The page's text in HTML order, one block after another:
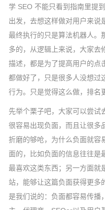
学 SEO 不能只看到指南里提
出发，去想这样做对用户来说
最终执行的只是算法机器人。
多的，从逻辑上来说，大家去
描述，都是为了提高用户的点
都做好了，只是很多人没想过
行为。只是觉得这么做，排名
先举个栗子吧，大家可以尝试
很容易出现负面，而且让很多
折磨的够呛，为什么负面就容
面的，比如负面的信息往往是
最喜欢这类东西；另一方面就
站，能够让这篇负面获得更多
是我们说的：负面都容易传播